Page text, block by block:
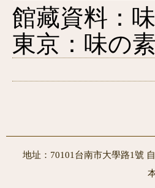
館藏資料：
東京：味の
地址：70101台南市大學路1號